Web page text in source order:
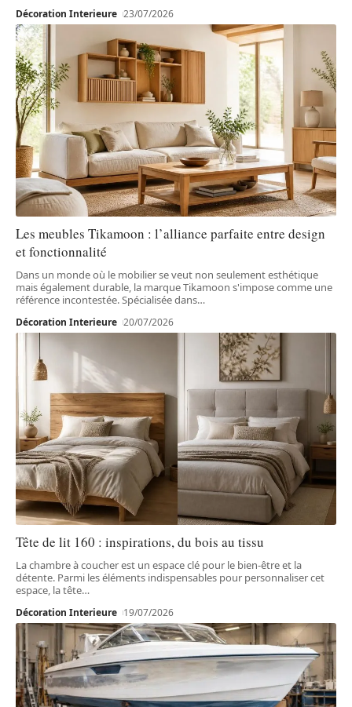
Décoration Interieure 23/07/2026
Les meubles Tikamoon : l’alliance parfaite entre design
et fonctionnalité
Dans un monde où le mobilier se veut non seulement esthétique
mais également durable, la marque Tikamoon s'impose comme une
référence incontestée. Spécialisée dans…
Décoration Interieure 20/07/2026
Tête de lit 160 : inspirations, du bois au tissu
La chambre à coucher est un espace clé pour le bien-être et la
détente. Parmi les éléments indispensables pour personnaliser cet
espace, la tête…
Décoration Interieure 19/07/2026